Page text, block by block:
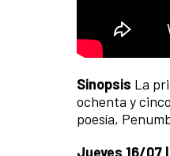
Sinopsis La
ochenta y
poesía,
Jueves 16/07